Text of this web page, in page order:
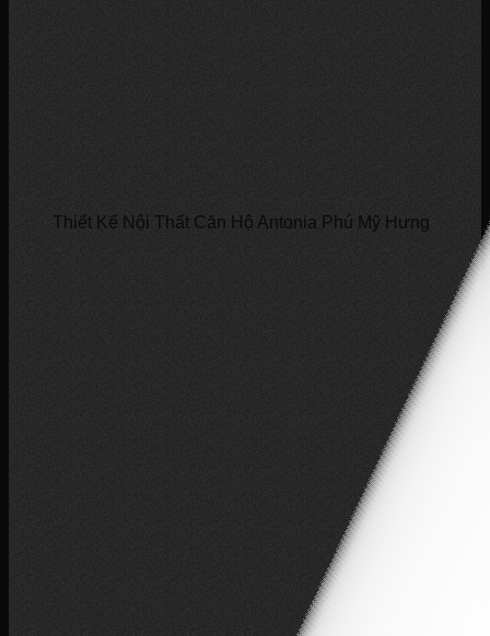
Thiết Kế Nội Thất Căn Hộ Antonia Phú Mỹ Hưng